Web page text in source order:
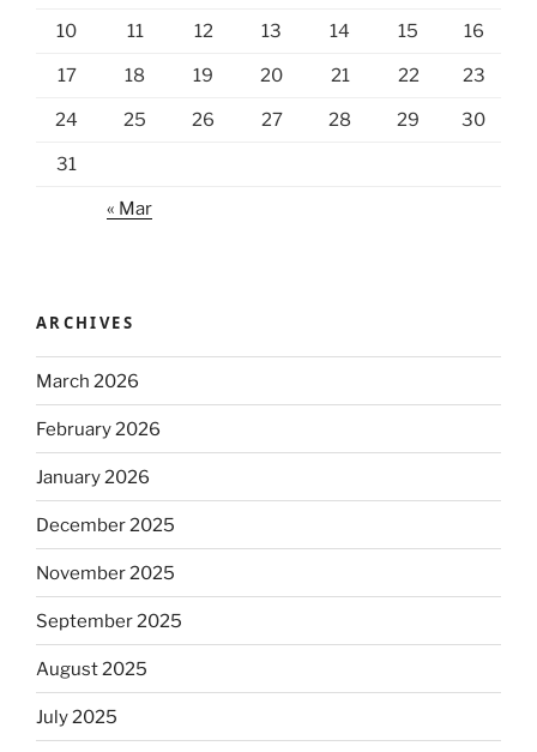
10 11 12 13 14 15 16
17 18 19 20 21 22 23
24 25 26 27 28 29 30
31
« Mar
ARCHIVES
March 2026
February 2026
January 2026
December 2025
November 2025
September 2025
August 2025
July 2025